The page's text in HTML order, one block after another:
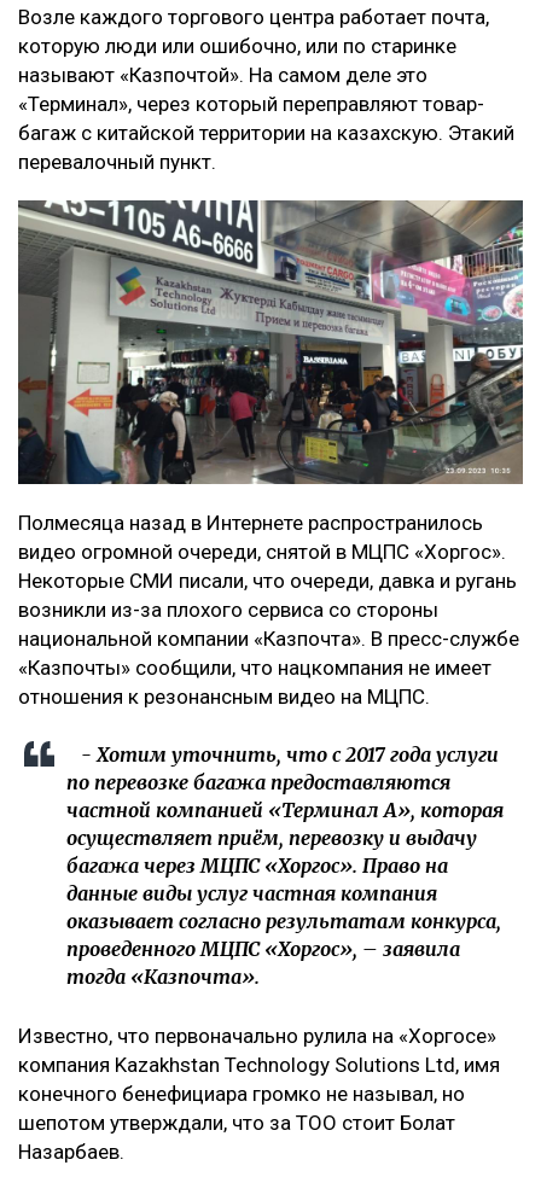
Возле каждого торгового центра работает почта,
которую люди или ошибочно, или по старинке
называют «Казпочтой». На самом деле это
«Терминал», через который переправляют товар-
багаж с китайской территории на казахскую. Этакий
перевалочный пункт.
Полмесяца назад в Интернете распространилось
видео огромной очереди, снятой в МЦПС «Хоргос».
Некоторые СМИ писали, что очереди, давка и ругань
возникли из-за плохого сервиса со стороны
национальной компании «Казпочта». В пресс-службе
«Казпочты» сообщили, что нацкомпания не имеет
отношения к резонансным видео на МЦПС.
- Хотим уточнить, что с 2017 года услуги
по перевозке багажа предоставляются
частной компанией «Терминал А», которая
осуществляет приём, перевозку и выдачу
багажа через МЦПС «Хоргос». Право на
данные виды услуг частная компания
оказывает согласно результатам конкурса,
проведенного МЦПС «Хоргос», – заявила
тогда «Казпочта».
Известно, что первоначально рулила на «Хоргосе»
компания Kazakhstan Technology Solutions Ltd, имя
конечного бенефициара громко не называл, но
шепотом утверждали, что за ТОО стоит Болат
Назарбаев.